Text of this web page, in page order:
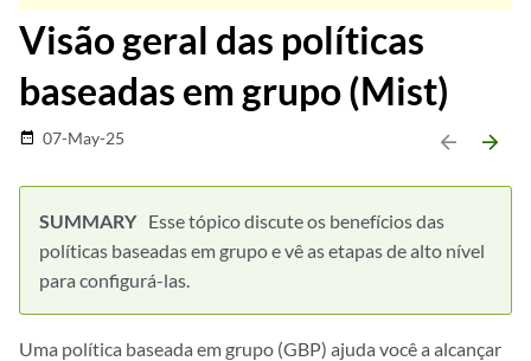
Visão geral das políticas
baseadas em grupo (Mist)
date_range 07-May-25 arrow_backward arrow_forward
Esse tópico discute os benefícios das
políticas baseadas em grupo e vê as etapas de alto nível
para configurá-las.
Uma política baseada em grupo (GBP) ajuda você a alcançar